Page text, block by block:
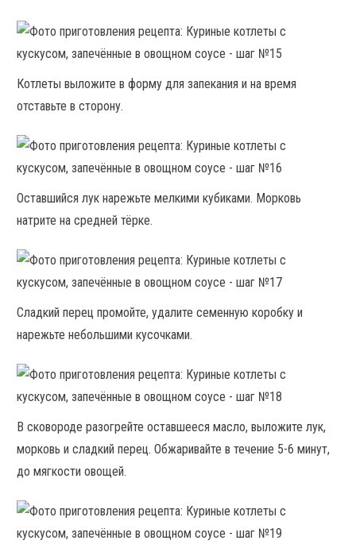
Котлеты выложите в форму для запекания и на время
отставьте в сторону.
Оставшийся лук нарежьте мелкими кубиками. Морковь
натрите на средней тёрке.
Сладкий перец промойте, удалите семенную коробку и
нарежьте небольшими кусочками.
В сковороде разогрейте оставшееся масло, выложите лук,
морковь и сладкий перец. Обжаривайте в течение 5-6 минут,
до мягкости овощей.